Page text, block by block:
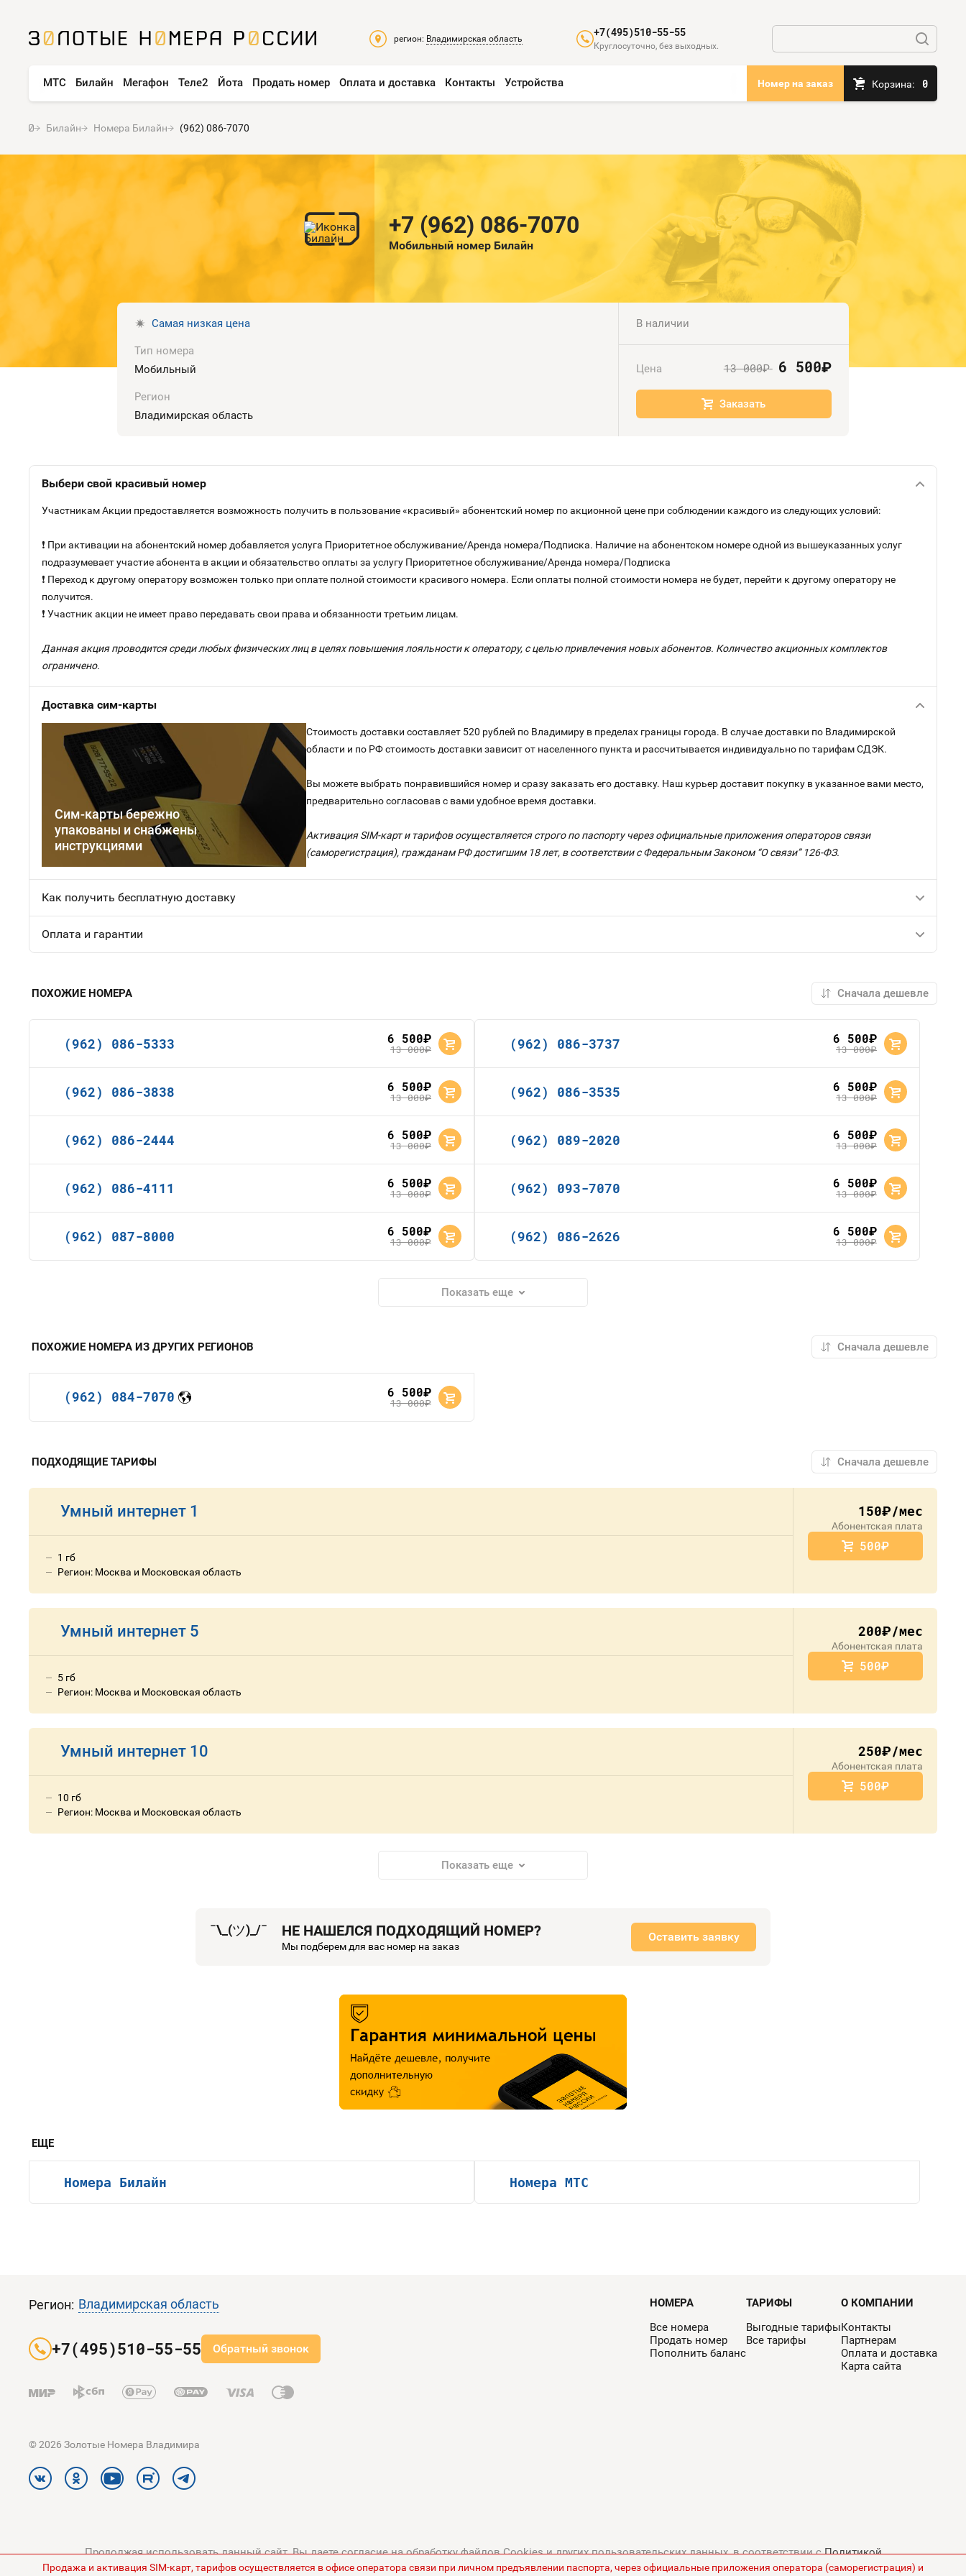
регион: Владимирская область +7(495)510-55-55
Круглосуточно, без выходных.
МТС Билайн Мегафон Теле2 Йота Продать номер Оплата и доставка Контакты Устройства Номер на заказ Корзина: 0
Билайн Номера Билайн (962) 086-7070
+7 (962) 086-7070
Мобильный номер Билайн
Самая низкая цена
Тип номера
Мобильный
Регион
Владимирская область
В наличии
Цена 13 000руб. 6 500руб.
Заказать
Выбери свой красивый номер
Участникам Акции предоставляется возможность получить в пользование «красивый» абонентский номер по акционной цене при соблюдении каждого из следующих условий:
❗ При активации на абонентский номер добавляется услуга Приоритетное обслуживание/Аренда номера/Подписка. Наличие на абонентском номере одной из вышеуказанных услуг
подразумевает участие абонента в акции и обязательство оплаты за услугу Приоритетное обслуживание/Аренда номера/Подписка
❗ Переход к другому оператору возможен только при оплате полной стоимости красивого номера. Если оплаты полной стоимости номера не будет, перейти к другому оператору не
получится.
❗ Участник акции не имеет право передавать свои права и обязанности третьим лицам.
Данная акция проводится среди любых физических лиц в целях повышения лояльности к оператору, с целью привлечения новых абонентов. Количество акционных комплектов
ограничено.
Доставка сим-карты
Сим-карты бережно
упакованы и снабжены
инструкциями
Стоимость доставки составляет 520 рублей по Владимиру в пределах границы города. В случае доставки по Владимирской
области и по РФ стоимость доставки зависит от населенного пункта и рассчитывается индивидуально по тарифам СДЭК.
Вы можете выбрать понравившийся номер и сразу заказать его доставку. Наш курьер доставит покупку в указанное вами место,
предварительно согласовав с вами удобное время доставки.
Активация SIM-карт и тарифов осуществляется строго по паспорту через официальные приложения операторов связи
(саморегистрация), гражданам РФ достигшим 18 лет, в соответствии с Федеральным Законом “О связи” 126-ФЗ.
Как получить бесплатную доставку
Оплата и гарантии
ПОХОЖИЕ НОМЕРА
(962) 086-5333 6 500руб.
13 000руб. (962) 086-3737 6 500руб.
13 000руб.
(962) 086-3838 6 500руб.
13 000руб. (962) 086-3535 6 500руб.
13 000руб.
(962) 086-2444 6 500руб.
13 000руб. (962) 089-2020 6 500руб.
13 000руб.
(962) 086-4111 6 500руб.
13 000руб. (962) 093-7070 6 500руб.
13 000руб.
(962) 087-8000 6 500руб.
13 000руб. (962) 086-2626 6 500руб.
13 000руб.
Показать еще
ПОХОЖИЕ НОМЕРА ИЗ ДРУГИХ РЕГИОНОВ
(962) 084-7070 6 500руб.
13 000руб.
ПОДХОДЯЩИЕ ТАРИФЫ
Умный интернет 1
1 гб
Регион: Москва и Московская область
150руб./мес
Абонентская плата
500руб.
Умный интернет 5
5 гб
Регион: Москва и Московская область
200руб./мес
Абонентская плата
500руб.
Умный интернет 10
10 гб
Регион: Москва и Московская область
250руб./мес
Абонентская плата
500руб.
Показать еще
¯\_(ツ)_/¯ НЕ НАШЕЛСЯ ПОДХОДЯЩИЙ НОМЕР?
Мы подберем для вас номер на заказ
Оставить заявку
ЕЩЕ
Номера Билайн Номера МТС
НОМЕРА
Все номера
Продать номер
Пополнить баланс
ТАРИФЫ
Выгодные тарифы
Все тарифы
О КОМПАНИИ
Контакты
Партнерам
Оплата и доставка
Карта сайта
Регион: Владимирская область
+7(495)510-55-55 Обратный звонок
© 2026 Золотые Номера Владимира
Продолжая использовать данный сайт, Вы даете согласие на обработку файлов Cookies и других пользовательских данных, в соответствии сПолитикой
Продажа и активация SIM-карт, тарифов осуществляется в офисе оператора связи при личном предъявлении паспорта, через официальные приложения оператора (саморегистрация) и